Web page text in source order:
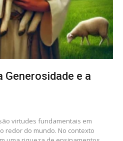
Generosidade e a
virtudes fundamentais em
redor do mundo. No contexto